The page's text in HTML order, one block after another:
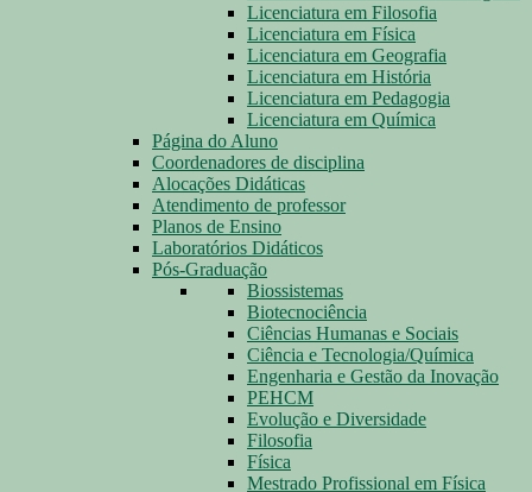
Licenciatura em Filosofia
Licenciatura em Física
Licenciatura em Geografia
Licenciatura em História
Licenciatura em Pedagogia
Licenciatura em Química
Página do Aluno
Coordenadores de disciplina
Alocações Didáticas
Atendimento de professor
Planos de Ensino
Laboratórios Didáticos
Pós-Graduação
Biossistemas
Biotecnociência
Ciências Humanas e Sociais
Ciência e Tecnologia/Química
Engenharia e Gestão da Inovação
PEHCM
Evolução e Diversidade
Filosofia
Física
Mestrado Profissional em Física